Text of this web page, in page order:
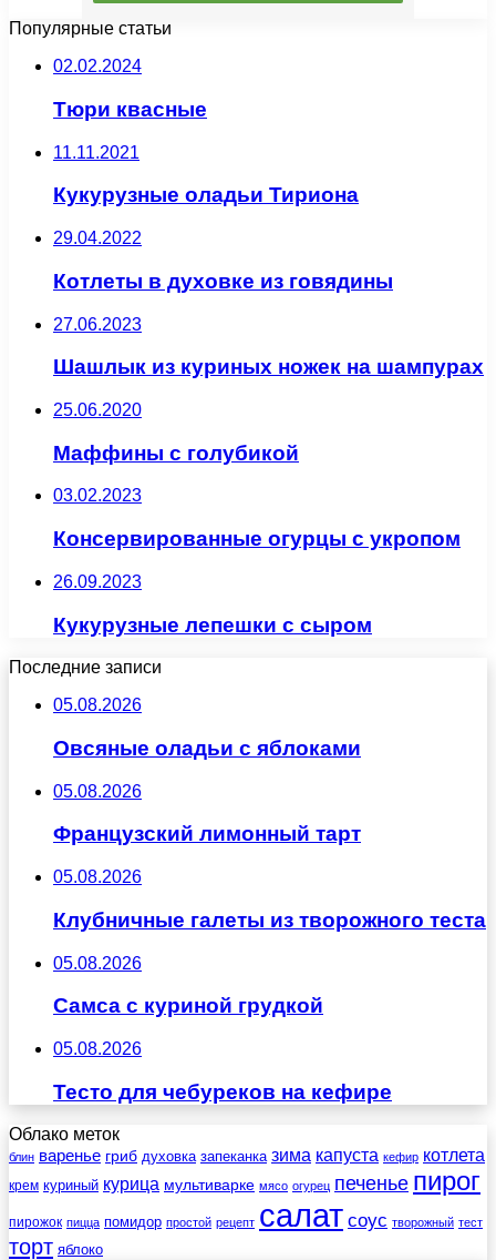
Популярные статьи
02.02.2024
Тюри квасные
11.11.2021
Кукурузные оладьи Тириона
29.04.2022
Котлеты в духовке из говядины
27.06.2023
Шашлык из куриных ножек на шампурах
25.06.2020
Маффины с голубикой
03.02.2023
Консервированные огурцы с укропом
26.09.2023
Кукурузные лепешки с сыром
Последние записи
05.08.2026
Овсяные оладьи с яблоками
05.08.2026
Французский лимонный тарт
05.08.2026
Клубничные галеты из творожного теста
05.08.2026
Самса с куриной грудкой
05.08.2026
Тесто для чебуреков на кефире
Облако меток
блин варенье гриб духовка запеканка зима капуста кефир котлета
крем куриный курица мультиварке мясо огурец печенье пирог
пирожок пицца помидор простой рецепт салат соус творожный тест
торт яблоко